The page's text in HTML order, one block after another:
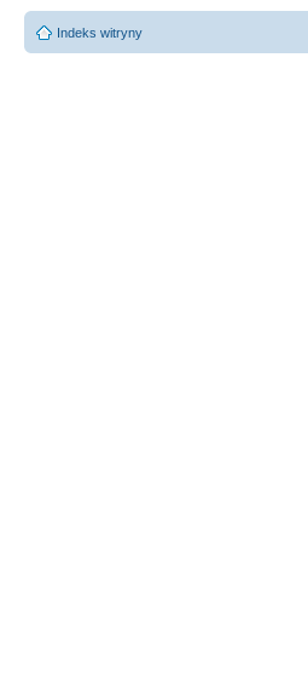
Indeks witryny